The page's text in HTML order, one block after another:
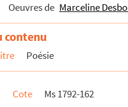
voix d'enfans"
Oeuvres de Marceline
contenu
Poésie
Cote
Ms 1792-162